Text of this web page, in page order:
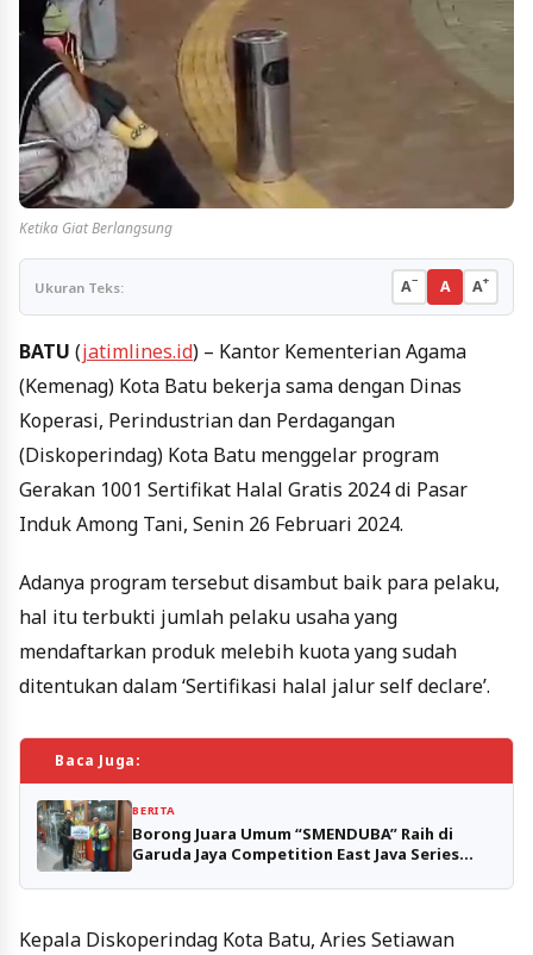
Ketika Giat Berlangsung
Ukuran Teks: A− A A+
BATU (jatimlines.id) – Kantor Kementerian Agama
(Kemenag) Kota Batu bekerja sama dengan Dinas
Koperasi, Perindustrian dan Perdagangan
(Diskoperindag) Kota Batu menggelar program
Gerakan 1001 Sertifikat Halal Gratis 2024 di Pasar
Induk Among Tani, Senin 26 Februari 2024.
Adanya program tersebut disambut baik para pelaku,
hal itu terbukti jumlah pelaku usaha yang
mendaftarkan produk melebih kuota yang sudah
ditentukan dalam ‘Sertifikasi halal jalur self declare’.
Baca Juga:
BERITA
Borong Juara Umum “SMENDUBA” Raih di
Garuda Jaya Competition East Java Series
Kepala Diskoperindag Kota Batu, Aries Setiawan